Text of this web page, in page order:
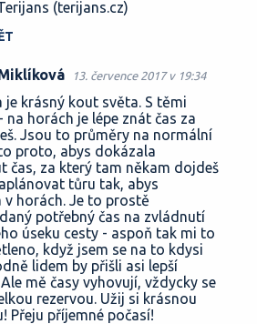
(terijans.cz)
13. července 2017 v 19:34
je krásný kout světa. S těmi
na horách je lépe znát čas za
Jsou to průměry na normální
proto, abys dokázala
čas, za který tam někam dojdeš
tůru tak, abys
v horách. Je to prostě
potřebný čas na zvládnutí
úseku cesty - aspoň tak mi to
když jsem se na to kdysi
lidem by přišli asi lepší
mě časy vyhovují, vždycky se
rezervou. Užij si krásnou
Přeju příjemné počasí!